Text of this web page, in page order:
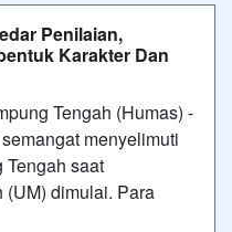
Penilaian,
Karakter Dan
Tengah (Humas) -
menyelimuti
Tengah saat
dimulai. Para